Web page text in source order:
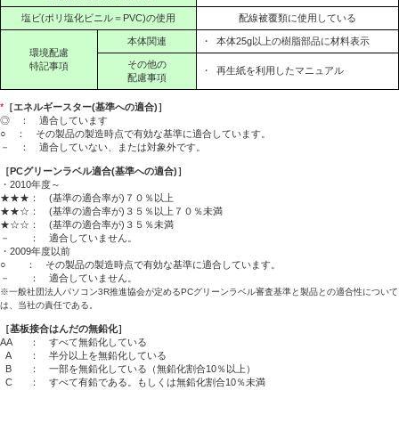
塩ビ(ポリ塩化ビニル＝PVC)の使用 配線被覆類に使用している
環境配慮
特記事項
本体関連 ・ 本体25g以上の樹脂部品に材料表示
その他の
配慮事項
・ 再生紙を利用したマニュアル
* ［エネルギースター(基準への適合)］
◎ ： 適合しています
○ ： その製品の製造時点で有効な基準に適合しています。
－ ： 適合していない、または対象外です。
［PCグリーンラベル適合(基準への適合)］
・2010年度～
★★★： (基準の適合率が)７０％以上
★★☆： (基準の適合率が)３５％以上７０％未満
★☆☆： (基準の適合率が)３５％未満
－ ： 適合していません。
・2009年度以前
○ ： その製品の製造時点で有効な基準に適合しています。
－ ： 適合していません。
※一般社団法人パソコン3R推進協会が定めるPCグリーンラベル審査基準と製品との適合性について
は、当社の責任である。
［基板接合はんだの無鉛化］
AA
： すべて無鉛化している
A
： 半分以上を無鉛化している
B
： 一部を無鉛化している（無鉛化割合10％以上）
C
： すべて有鉛である。もしくは無鉛化割合10％未満